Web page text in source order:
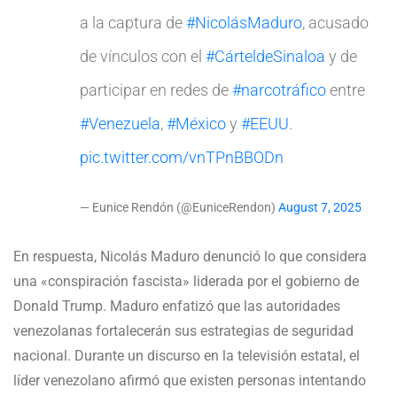
a la captura de#NicolásMaduro, acusado
de vínculos con el #CárteldeSinaloa y de
participar en redes de#narcotráficoentre
#Venezuela,#Méxicoy #EEUU.
pic.twitter.com/vnTPnBBODn
— Eunice Rendón (@EuniceRendon) August 7, 2025
En respuesta, Nicolás Maduro denunció lo que considera
una «conspiración fascista» liderada por el gobierno de
Donald Trump. Maduro enfatizó que las autoridades
venezolanas fortalecerán sus estrategias de seguridad
nacional. Durante un discurso en la televisión estatal, el
líder venezolano afirmó que existen personas intentando